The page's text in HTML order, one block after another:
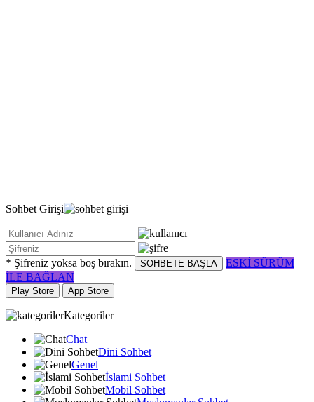
Sohbet Girişi
* Şifreniz yoksa boş bırakın. SOHBETE BAŞLA
ESKİ SÜRÜM
İLE BAĞLAN
Play Store App Store
Kategoriler
Chat
Dini Sohbet
Genel
İslami Sohbet
Mobil Sohbet